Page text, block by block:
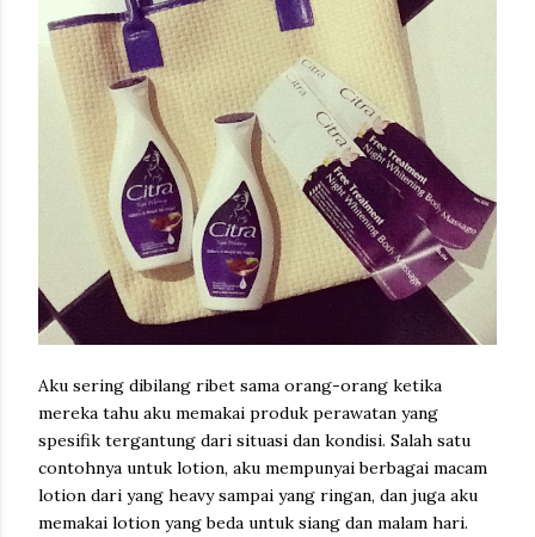
Aku sering dibilang ribet sama orang-orang ketika
mereka tahu aku memakai produk perawatan yang
spesifik tergantung dari situasi dan kondisi. Salah satu
contohnya untuk lotion, aku mempunyai berbagai macam
lotion dari yang heavy sampai yang ringan, dan juga aku
memakai lotion yang beda untuk siang dan malam hari.